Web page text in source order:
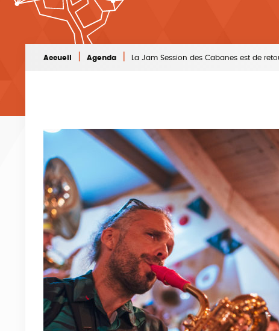
Accueil Agenda La Jam Session des Cabanes est de